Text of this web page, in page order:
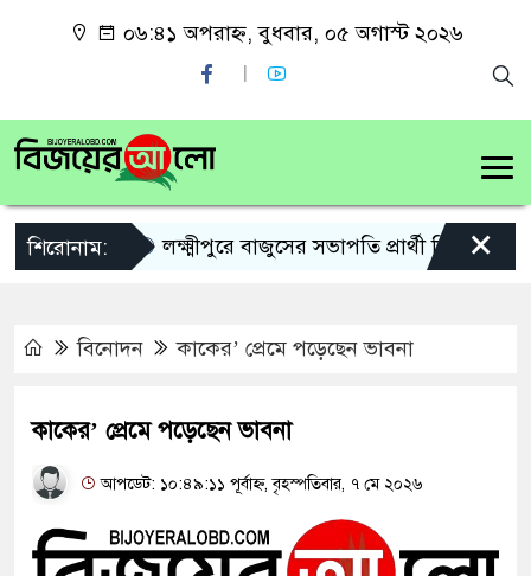
০৬:৪১ অপরাহ্ন, বুধবার, ০৫ অগাস্ট ২০২৬
শিরোনাম: লক্ষ্মীপুরে বাজুসের সভাপতি প্রার্থী নিয়ে কৌতূহল
×
বিনোদন কাকের’ প্রেমে পড়েছেন ভাবনা
কাকের’ প্রেমে পড়েছেন ভাবনা
আপডেট: ১০:৪৯:১১ পূর্বাহ্ন, বৃহস্পতিবার, ৭ মে ২০২৬